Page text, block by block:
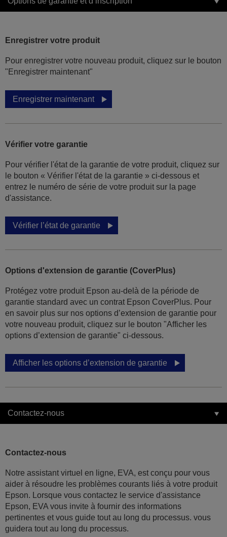
Enregistrer votre produit
Pour enregistrer votre nouveau produit, cliquez sur le bouton
"Enregistrer maintenant"
Enregistrer maintenant
Vérifier votre garantie
Pour vérifier l'état de la garantie de votre produit, cliquez sur
le bouton « Vérifier l'état de la garantie » ci-dessous et
entrez le numéro de série de votre produit sur la page
d'assistance.
Vérifier l’état de garantie
Options d'extension de garantie (CoverPlus)
Protégez votre produit Epson au-delà de la période de
garantie standard avec un contrat Epson CoverPlus. Pour
en savoir plus sur nos options d’extension de garantie pour
votre nouveau produit, cliquez sur le bouton "Afficher les
options d’extension de garantie" ci-dessous.
Afficher les options d’extension de garantie
Contactez-nous
Contactez-nous
Notre assistant virtuel en ligne, EVA, est conçu pour vous
aider à résoudre les problèmes courants liés à votre produit
Epson. Lorsque vous contactez le service d'assistance
Epson, EVA vous invite à fournir des informations
pertinentes et vous guide tout au long du processus. vous
guidera tout au long du processus.